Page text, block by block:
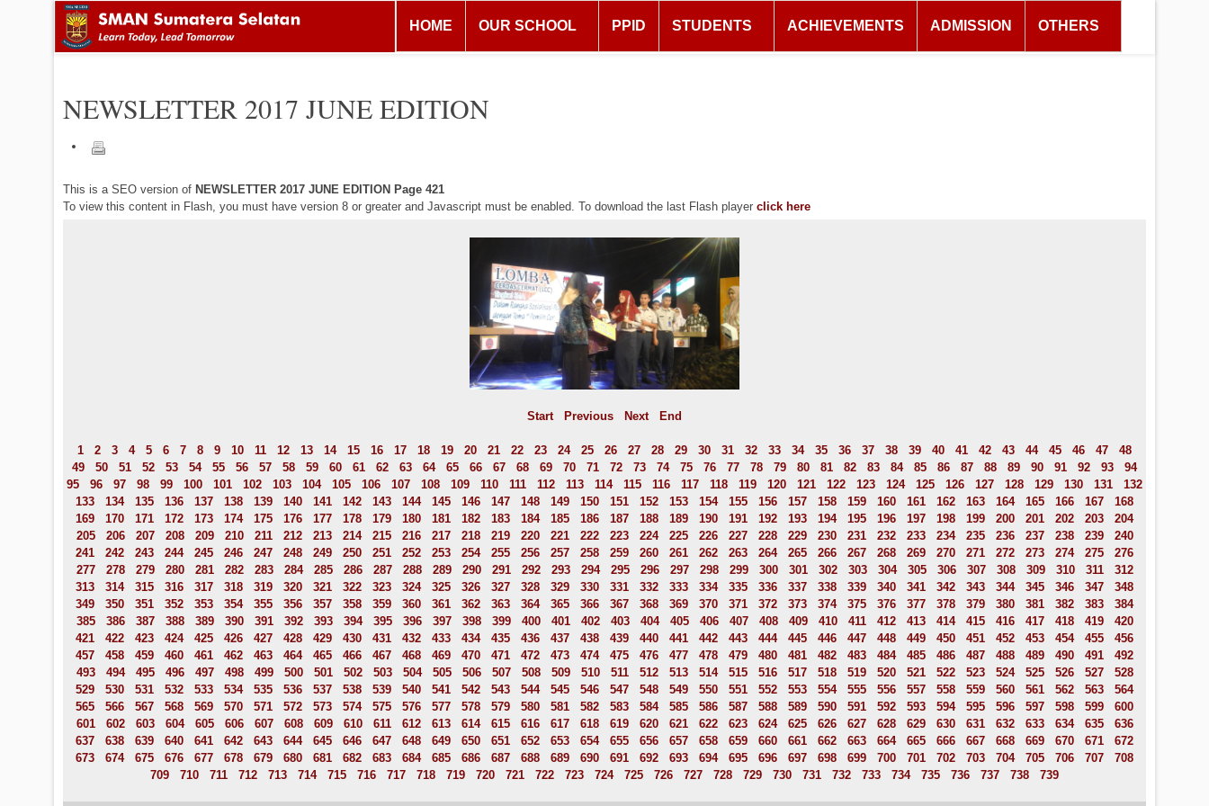
HOME OUR SCHOOL PPID STUDENTS ACHIEVEMENTS ADMISSION OTHERS
NEWSLETTER 2017 JUNE EDITION
This is a SEO version of NEWSLETTER 2017 JUNE EDITION Page 421
To view this content in Flash, you must have version 8 or greater and Javascript must be enabled. To download the last Flash player click here
Start Previous Next End
1 2 3 4 5 6 7 8 9 10 11 12 13 14 15 16 17 18 19 20 21 22 23 24 25 26 27 28 29 30 31 32 33 34 35 36 37 38 39 40 41 42 43 44 45 46 47
48
49
50 51 52 53 54 55 56 57 58 59 60 61 62 63 64 65 66 67 68 69 70 71 72 73 74 75 76 77 78 79 80 81 82 83 84 85 86 87 88 89 90 91 92 93
94
95
96 97 98 99 100 101 102 103 104 105 106 107 108 109 110 111 112 113 114 115 116 117 118 119 120 121 122 123 124 125 126 127 128 129 130 131
132
133
134 135 136 137 138 139 140 141 142 143 144 145 146 147 148 149 150 151 152 153 154 155 156 157 158 159 160 161 162 163 164 165 166 167
168
169
170 171 172 173 174 175 176 177 178 179 180 181 182 183 184 185 186 187 188 189 190 191 192 193 194 195 196 197 198 199 200 201 202 203
204
205
206 207 208 209 210 211 212 213 214 215 216 217 218 219 220 221 222 223 224 225 226 227 228 229 230 231 232 233 234 235 236 237 238 239
240
241
242 243 244 245 246 247 248 249 250 251 252 253 254 255 256 257 258 259 260 261 262 263 264 265 266 267 268 269 270 271 272 273 274 275
276
277
278 279 280 281 282 283 284 285 286 287 288 289 290 291 292 293 294 295 296 297 298 299 300 301 302 303 304 305 306 307 308 309 310 311
312
313
314 315 316 317 318 319 320 321 322 323 324 325 326 327 328 329 330 331 332 333 334 335 336 337 338 339 340 341 342 343 344 345 346 347
348
349
350 351 352 353 354 355 356 357 358 359 360 361 362 363 364 365 366 367 368 369 370 371 372 373 374 375 376 377 378 379 380 381 382 383
384
385
386 387 388 389 390 391 392 393 394 395 396 397 398 399 400 401 402 403 404 405 406 407 408 409 410 411 412 413 414 415 416 417 418 419
420
421
422 423 424 425 426 427 428 429 430 431 432 433 434 435 436 437 438 439 440 441 442 443 444 445 446 447 448 449 450 451 452 453 454 455
456
457
458 459 460 461 462 463 464 465 466 467 468 469 470 471 472 473 474 475 476 477 478 479 480 481 482 483 484 485 486 487 488 489 490 491
492
493
494 495 496 497 498 499 500 501 502 503 504 505 506 507 508 509 510 511 512 513 514 515 516 517 518 519 520 521 522 523 524 525 526 527
528
529
530 531 532 533 534 535 536 537 538 539 540 541 542 543 544 545 546 547 548 549 550 551 552 553 554 555 556 557 558 559 560 561 562 563
564
565
566 567 568 569 570 571 572 573 574 575 576 577 578 579 580 581 582 583 584 585 586 587 588 589 590 591 592 593 594 595 596 597 598 599
600
601
602 603 604 605 606 607 608 609 610 611 612 613 614 615 616 617 618 619 620 621 622 623 624 625 626 627 628 629 630 631 632 633 634 635
636
637
638 639 640 641 642 643 644 645 646 647 648 649 650 651 652 653 654 655 656 657 658 659 660 661 662 663 664 665 666 667 668 669 670 671
672
673
674 675 676 677 678 679 680 681 682 683 684 685 686 687 688 689 690 691 692 693 694 695 696 697 698 699 700 701 702 703 704 705 706 707
708
709
710 711 712 713 714 715 716 717 718 719 720 721 722 723 724 725 726 727 728 729 730 731 732 733 734 735 736 737 738 739